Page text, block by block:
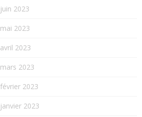
juin 2023
mai 2023
avril 2023
mars 2023
février 2023
janvier 2023